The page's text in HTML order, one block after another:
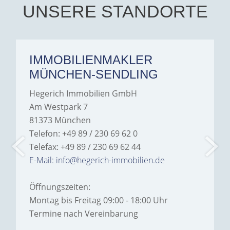
Hegerich Immobilien to
anyone looking for a home.
UNSERE STANDORTE
IMMOBILIENMAKLER
MÜNCHEN-SENDLING
Hegerich Immobilien GmbH
Am Westpark 7
81373 München
Telefon: +49 89 / 230 69 62 0
Telefax: +49 89 / 230 69 62 44
E-Mail: info@hegerich-immobilien.de
Öffnungszeiten:
Montag bis Freitag 09:00 - 18:00 Uhr
Termine nach Vereinbarung